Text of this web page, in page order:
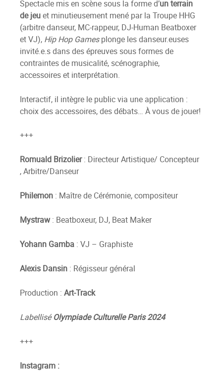
Spectacle mis en scène sous la forme d’un terrain
de jeuet minutieusement mené par la Troupe HHG
(arbitre danseur, MC-rappeur, DJ-Human Beatboxer
et VJ), Hip Hop Gamesplonge les danseur.euses
invité.e.s dans des épreuves sous formes de
contraintes de musicalité, scénographie,
accessoires et interprétation.
Interactif, il intègre le public via une application :
choix des accessoires, des débats… À vous de jouer!
+++
Romuald Brizolier: Directeur Artistique/ Concepteur
, Arbitre/Danseur
Philemon : Maître de Cérémonie, compositeur
Mystraw: Beatboxeur, DJ, Beat Maker
Yohann Gamba : VJ – Graphiste
Alexis Dansin : Régisseur général
Production : Art-Track
LabelliséOlympiade Culturelle Paris 2024
+++
Instagram :